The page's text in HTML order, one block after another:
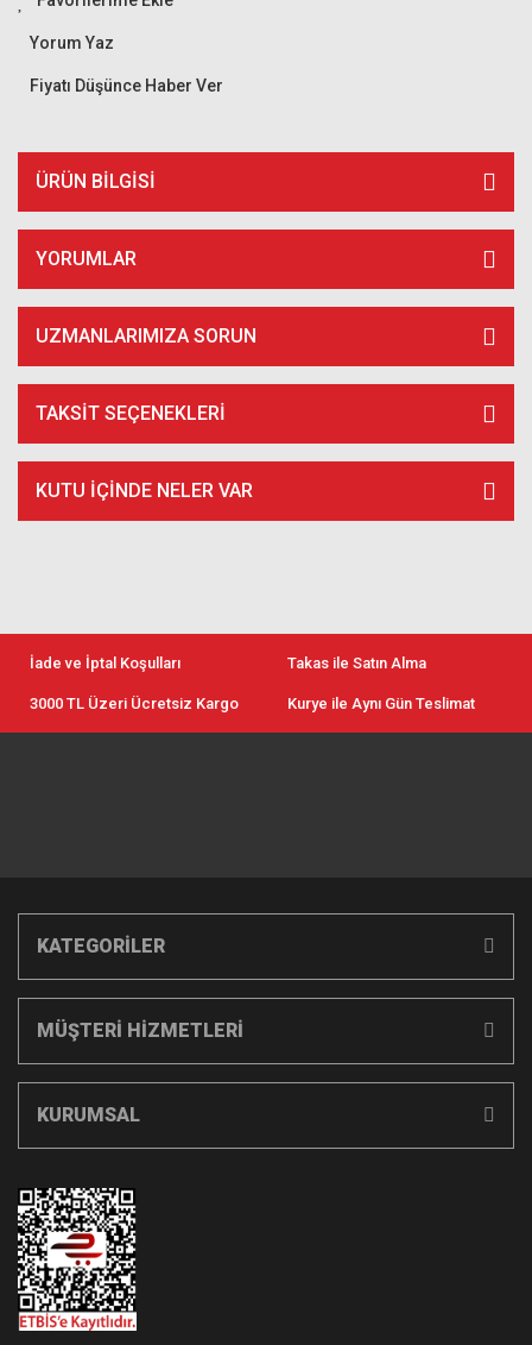
Yorum Yaz
Fiyatı Düşünce Haber Ver
ÜRÜN BILGISI
YORUMLAR
UZMANLARIMIZA SORUN
TAKSIT SEÇENEKLERI
KUTU İÇİNDE NELER VAR
İade ve İptal Koşulları Takas ile Satın Alma
3000 TL Üzeri Ücretsiz Kargo Kurye ile Aynı Gün Teslimat
KATEGORİLER
MÜŞTERİ HİZMETLERİ
KURUMSAL